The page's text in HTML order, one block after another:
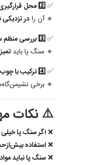
✅2️⃣ محل قرارگیری در قفس:
🔹 آن رادر نزدیکی
✅3️⃣ بررسی منظم سنگ پا:
🔹 سنگ پا باید
✅4️⃣ ترکیب با چوب نشیمن مخصوص:
🔹 برخی
⚠️ نکات
❌اگر سنگ پا
❌استفاده
❌سنگ پا نباید